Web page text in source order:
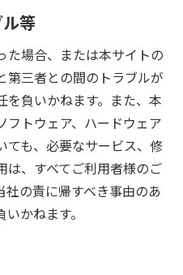
等
た場合、または本サイトの
第三者との間のトラブルが
を負いかねます。また、本
フトウェア、ハードウェア
ても、必要なサービス、修
は、すべてご利用者様のご
の責に帰すべき事由のあ
かねます。